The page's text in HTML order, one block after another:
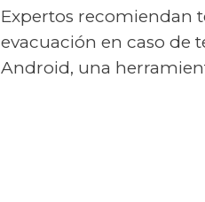
Expertos recomiendan
evacuación en caso de
Android, una